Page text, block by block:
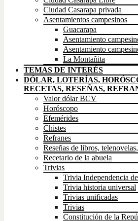
Ciudad Casarapa privada
Asentamientos campesinos
Guacarapa
Asentamiento
Asentamiento
La Montañita
TEMAS DE INTERÉS
DÓLAR, LOTERÍAS,
RECETAS, RESEÑAS,
Valor dólar BCV
Horóscopo
Efemérides
Chistes
Refranes
Reseñas de libros,
Recetario de la abuela
Trivias
Trivia Independencia
Trivia historia universal
Trivias unificadas
Trivias
Constitución de la